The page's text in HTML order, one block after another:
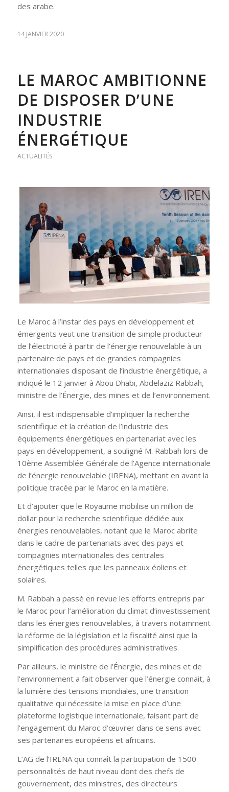
des arabe.
14 JANVIER 2020
LE MAROC AMBITIONNE
DE DISPOSER D’UNE
INDUSTRIE
ÉNERGÉTIQUE
ACTUALITÉS
Le Maroc à l’instar des pays en développement et
émergents veut une transition de simple producteur
de l’électricité à partir de l’énergie renouvelable à un
partenaire de pays et de grandes compagnies
internationales disposant de l’industrie énergétique, a
indiqué le 12 janvier à Abou Dhabi, Abdelaziz Rabbah,
ministre de l’Énergie, des mines et de l’environnement.
Ainsi, il est indispensable d’impliquer la recherche
scientifique et la création de l’industrie des
équipements énergétiques en partenariat avec les
pays en développement, a souligné M. Rabbah lors de
10ème Assemblée Générale de l’Agence internationale
de l’énergie renouvelable (IRENA), mettant en avant la
politique tracée par le Maroc en la matière.
Et d’ajouter que le Royaume mobilise un million de
dollar pour la recherche scientifique dédiée aux
énergies renouvelables, notant que le Maroc abrite
dans le cadre de partenariats avec des pays et
compagnies internationales des centrales
énergétiques telles que les panneaux éoliens et
solaires.
M. Rabbah a passé en revue les efforts entrepris par
le Maroc pour l’amélioration du climat d’investissement
dans les énergies renouvelables, à travers notamment
la réforme de la législation et la fiscalité ainsi que la
simplification des procédures administratives.
Par ailleurs, le ministre de l’Énergie, des mines et de
l’environnement a fait observer que l’énergie connait, à
la lumière des tensions mondiales, une transition
qualitative qui nécessite la mise en place d’une
plateforme logistique internationale, faisant part de
l’engagement du Maroc d’œuvrer dans ce sens avec
ses partenaires européens et africains.
L’AG de l’IRENA qui connaît la participation de 1500
personnalités de haut niveau dont des chefs de
gouvernement, des ministres, des directeurs